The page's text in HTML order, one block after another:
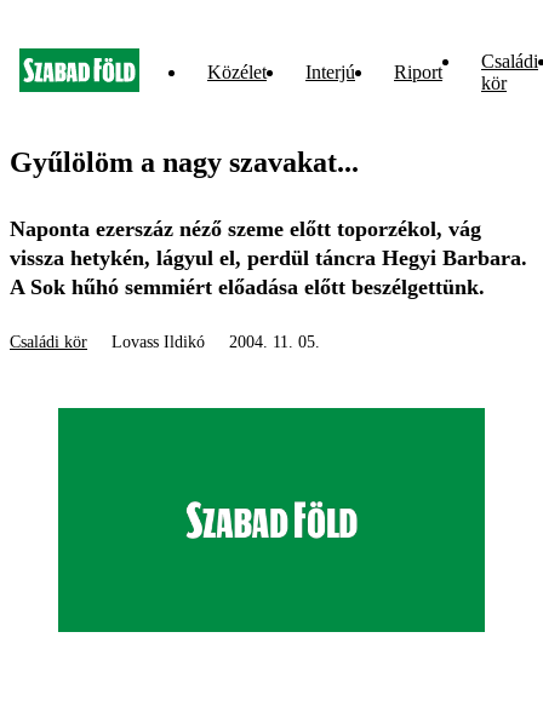
Közélet Interjú Riport
Családi
kör
Gyűlölöm a nagy szavakat...
Naponta ezerszáz néző szeme előtt toporzékol, vág
vissza hetykén, lágyul el, perdül táncra Hegyi Barbara.
A Sok hűhó semmiért előadása előtt beszélgettünk.
Családi kör Lovass Ildikó 2004. 11. 05.